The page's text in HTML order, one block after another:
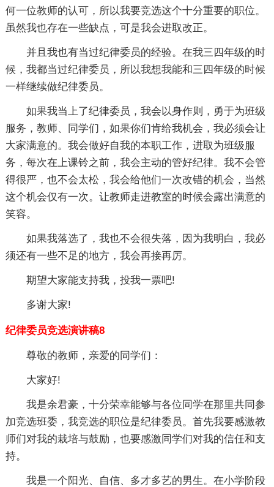
何一位教师的认可，所以我要竞选这个十分重要的职位。
虽然我也存在一些缺点，可是我会进取改正。
并且我也有当过纪律委员的经验。在我三四年级的时
候，我都当过纪律委员，所以我想我能和三四年级的时候
一样继续做纪律委员。
如果我当上了纪律委员，我会以身作则，勇于为班级
服务，教师、同学们，如果你们肯给我机会，我必须会让
大家满意的。我会做好自我的本职工作，进取为班级服
务，每次在上课铃之前，我会主动的管好纪律。我不会管
得很严，也不会太松，我会给他们一次改错的机会，当然
这个机会仅有一次。让教师走进教室的时候会露出满意的
笑容。
如果我落选了，我也不会很失落，因为我明白，我必
须还有一些不足的地方，我会再接再厉。
期望大家能支持我，投我一票吧!
多谢大家!
纪律委员竞选演讲稿8
尊敬的教师，亲爱的同学们：
大家好!
我是余君豪，十分荣幸能够与各位同学在那里共同参
加竞选班委，我竞选的职位是纪律委员。首先我要感激教
师们对我的栽培与鼓励，也要感激同学们对我的信任和支
持。
我是一个阳光、自信、多才多艺的男生。在小学阶段